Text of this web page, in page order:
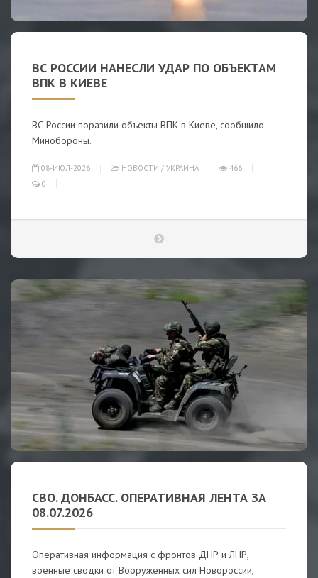
ВС РОССИИ НАНЕСЛИ УДАР ПО ОБЪЕКТАМ
ВПК В КИЕВЕ
ВС России поразили объекты ВПК в Киеве, сообщило
Минобороны.
08-ИЮЛ-2026 НОВОСТИ / УКРАИНА
466
0
СВО. ДОНБАСС. ОПЕРАТИВНАЯ ЛЕНТА ЗА
08.07.2026
Оперативная информация с фронтов ДНР и ЛНР,
военные сводки от Вооруженных сил Новороссии,